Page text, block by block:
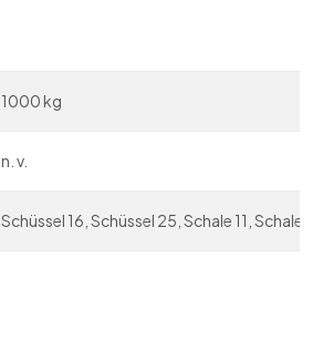
1000 kg
n. v.
Schüssel 16, Schüssel 25, Schale 11, Schale 13,